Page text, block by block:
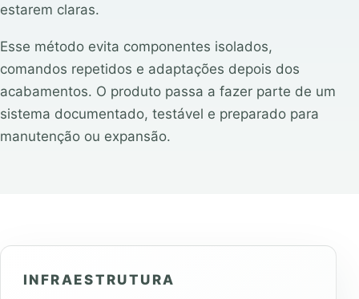
estarem claras.
Esse método evita componentes isolados,
comandos repetidos e adaptações depois dos
acabamentos. O produto passa a fazer parte de um
sistema documentado, testável e preparado para
manutenção ou expansão.
INFRAESTRUTURA